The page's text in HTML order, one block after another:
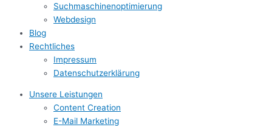
Suchmaschinenoptimierung
Webdesign
Blog
Rechtliches
Impressum
Datenschutzerklärung
Unsere Leistungen
Content Creation
E-Mail Marketing